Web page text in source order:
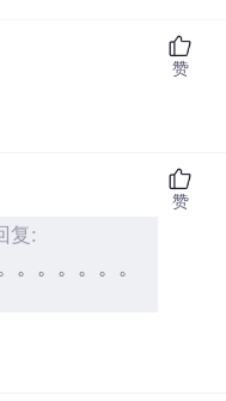
赞
复:
。。。。。。
赞